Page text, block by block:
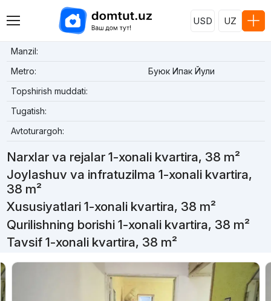
USD UZ
Manzil:
Metro:
Буюк Ипак Йули
Topshirish muddati:
Tugatish:
Avtoturargoh:
Narxlar va rejalar 1-xonali kvartira, 38 m²
Joylashuv va infratuzilma 1-xonali kvartira,
38 m²
Xususiyatlari 1-xonali kvartira, 38 m²
Qurilishning borishi 1-xonali kvartira, 38 m²
Tavsif 1-xonali kvartira, 38 m²